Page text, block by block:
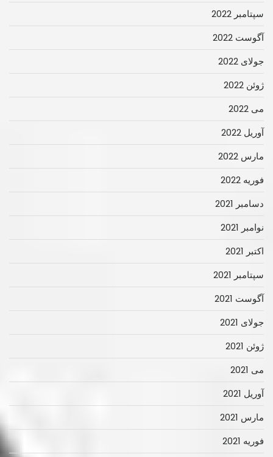
سپتامبر 2022
آگوست 2022
جولای 2022
ژوئن 2022
می 2022
آوریل 2022
مارس 2022
فوریه 2022
دسامبر 2021
نوامبر 2021
اکتبر 2021
سپتامبر 2021
آگوست 2021
جولای 2021
ژوئن 2021
می 2021
آوریل 2021
مارس 2021
فوریه 2021